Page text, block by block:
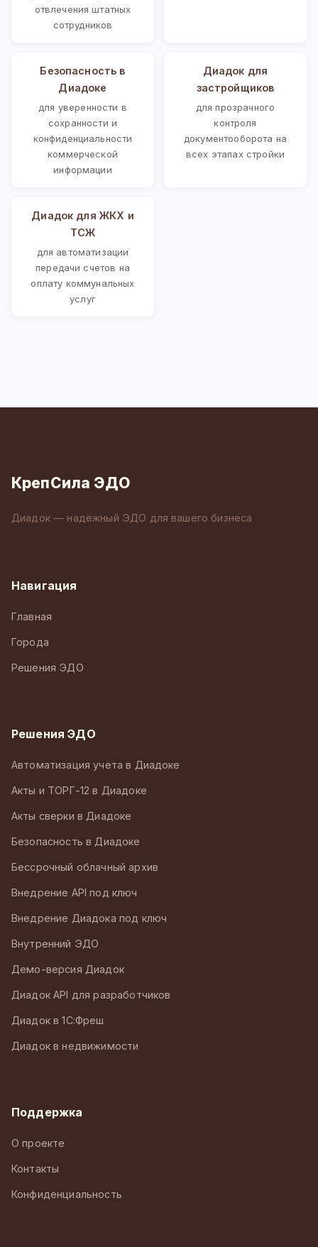
отвлечения штатных
сотрудников
Безопасность в
Диадоке
для уверенности в
сохранности и
конфиденциальности
коммерческой
информации
Диадок для
застройщиков
для прозрачного
контроля
документооборота на
всех этапах стройки
Диадок для ЖКХ и
ТСЖ
для автоматизации
передачи счетов на
оплату коммунальных
услуг
КрепСила ЭДО
Диадок — надёжный ЭДО для вашего бизнеса
Навигация
Главная
Города
Решения ЭДО
Решения ЭДО
Автоматизация учета в Диадоке
Акты и ТОРГ-12 в Диадоке
Акты сверки в Диадоке
Безопасность в Диадоке
Бессрочный облачный архив
Внедрение API под ключ
Внедрение Диадока под ключ
Внутренний ЭДО
Демо-версия Диадок
Диадок API для разработчиков
Диадок в 1С:Фреш
Диадок в недвижимости
Поддержка
О проекте
Контакты
Конфиденциальность